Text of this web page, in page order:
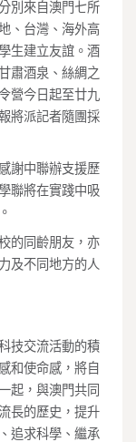
別來自澳門七所
、台灣、海外高
生建立友誼。酒
肅酒泉、絲綢之
營今日起至廿九
將派記者隨團採
謝中聯辦支援歷
聯將在實踐中吸
的同齡朋友，亦
及不同地方的人
技交流活動的積
和使命感，將自
起，與澳門共同
長的歷史，提升
追求科學、繼承